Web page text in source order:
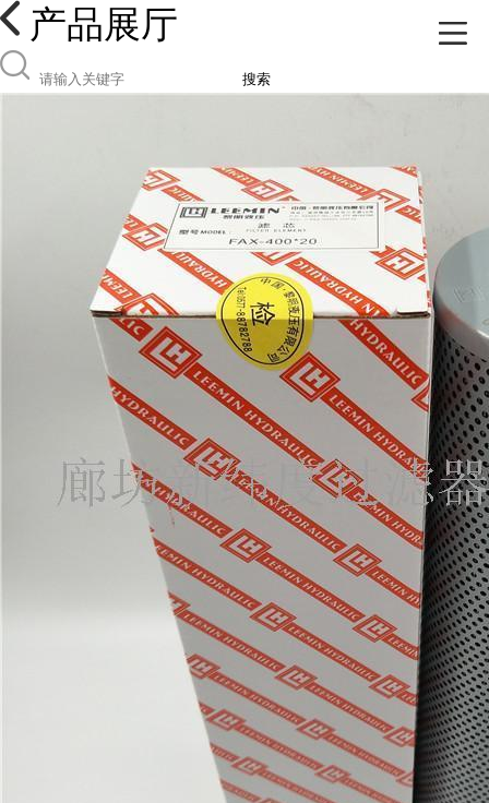
产品展厅
搜索